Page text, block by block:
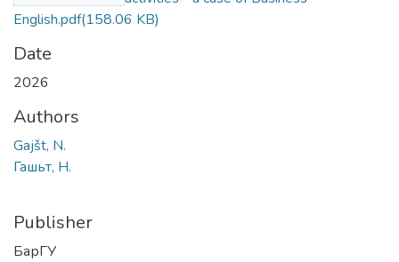
English.pdf(158.06 KB)
Date
2026
Authors
Gajšt, N.
Гашьт, Н.
Publisher
БарГУ